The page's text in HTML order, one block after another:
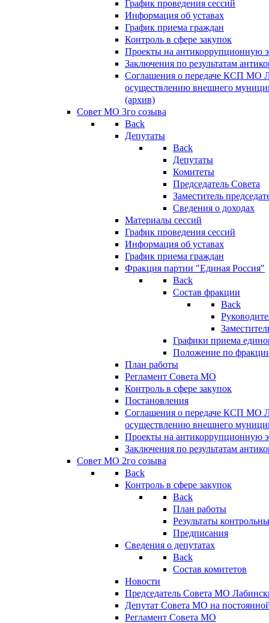
График проведения сессий
Информация об уставах
График приема граждан
Контроль в сфере закупок
Проекты на антикоррупционную
Заключения по результатам
Соглашения о передаче КСП МО
осуществлению внешнего
(архив)
Совет МО 3го созыва
Back
Депутаты
Back
Депутаты
Комитеты
Председатель Совета
Заместитель
Сведения о доходах
Материалы сессий
График проведения сессий
Информация об уставах
График приема граждан
Фракция партии "Единая Россия"
Back
Состав фракции
Back
Графики приема
Положение по
План работы
Регламент Совета МО
Контроль в сфере закупок
Постановления
Соглашения о передаче КСП МО
осуществлению внешнего
Проекты на антикоррупционную
Заключения по результатам
Совет МО 2го созыва
Back
Контроль в сфере закупок
Back
План работы
Результаты
Предписания
Сведения о депутатах
Back
Состав комитетов
Новости
Председатель Совета МО
Депутат Совета МО на
Регламент Совета МО